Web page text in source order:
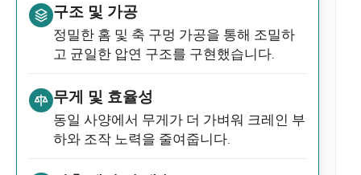
구조 및 가공
정밀한 홈 및 축 구멍 가공을 통해 조밀하
고 균일한 압연 구조를 구현했습니다.
무게 및 효율성
동일 사양에서 무게가 더 가벼워 크레인 부
하와 조작 노력을 줄여줍니다.